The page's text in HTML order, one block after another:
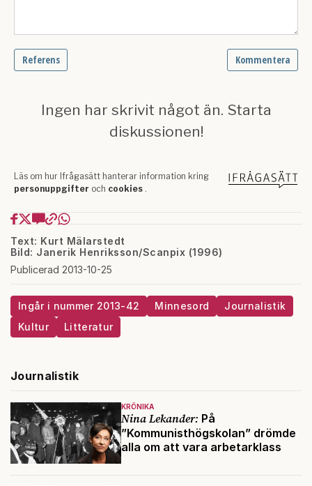
Text: Kurt Mälarstedt
Bild: Janerik Henriksson/Scanpix (1996)
Publicerad 2013-10-25
Ingår i nummer 2013-42 Minnesord
Journalistik
Kultur
Litteratur
Journalistik
KRÖNIKA
Nina Lekander: På
”Kommunisthögskolan” drömde
alla om att vara arbetarklass